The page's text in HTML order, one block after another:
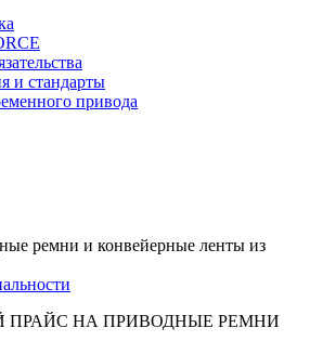
и стандарты
привода
ремни и конвейерные ленты из
ПРАЙС НА ПРИВОДНЫЕ РЕМНИ